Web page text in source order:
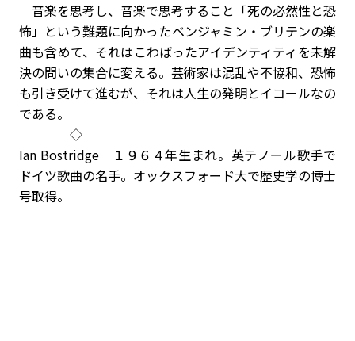
音楽を思考し、音楽で思考すること――「死の必然性と恐
怖」という難題に向かったベンジャミン・ブリテンの楽
曲も含めて、それはこわばったアイデンティティを未解
決の問いの集合に変える。芸術家は混乱や不協和、恐怖
も引き受けて進むが、それは人生の発明とイコールなの
である。
◇
Ian Bostridge １９６４年生まれ。英テノール歌手で
ドイツ歌曲の名手。オックスフォード大で歴史学の博士
号取得。